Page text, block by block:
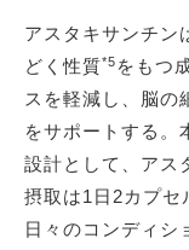
アスタキサンチン
どく性質*5 をもつ
スを軽減し、脳の
をサポートする。
設計として、アス
摂取は1日2カプセ
日々のコンディシ